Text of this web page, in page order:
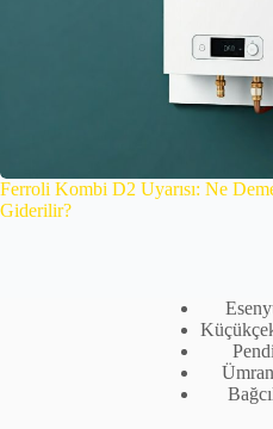
Ferroli Kombi D2 Uyarısı: Ne
Giderilir?